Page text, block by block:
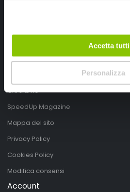
Accetta tutti
Personalizza
Speedup.it by Trio Group
Chi siamo
SpeedUp Magazine
Mappa del sito
Privacy Policy
Cookies Policy
Modifica consensi
Account